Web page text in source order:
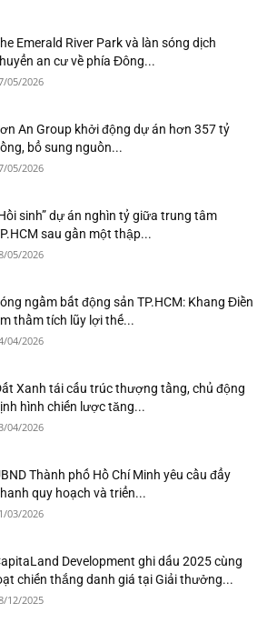
Emerald River Park và làn sóng dịch
an cư về phía Đông...
05/2026
An Group khởi động dự án hơn 357 tỷ
bổ sung nguồn...
05/2026
sinh” dự án nghìn tỷ giữa trung tâm
sau gần một thập...
05/2026
ngầm bất động sản TP.HCM: Khang Điền
thầm tích lũy lợi thế...
04/2026
Xanh tái cấu trúc thượng tầng, chủ động
hình chiến lược tăng...
04/2026
Thành phố Hồ Chí Minh yêu cầu đẩy
quy hoạch và triển...
03/2026
Development ghi dấu 2025 cùng
chiến thắng danh giá tại Giải thưởng...
12/2025